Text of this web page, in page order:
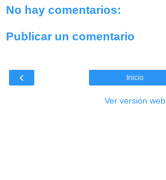
No hay comentarios:
Publicar un comentario
‹ Inicio
Ver versión web